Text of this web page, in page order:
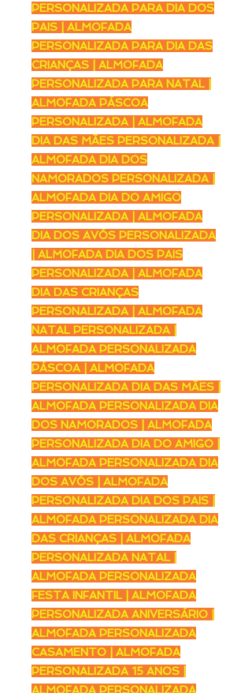
PERSONALIZADA PARA DIA DOS
PAIS | ALMOFADA
PERSONALIZADA PARA DIA DAS
CRIANÇAS | ALMOFADA
PERSONALIZADA PARA NATAL |
ALMOFADA PÁSCOA
PERSONALIZADA | ALMOFADA
DIA DAS MÃES PERSONALIZADA |
ALMOFADA DIA DOS
NAMORADOS PERSONALIZADA |
ALMOFADA DIA DO AMIGO
PERSONALIZADA | ALMOFADA
DIA DOS AVÓS PERSONALIZADA
| ALMOFADA DIA DOS PAIS
PERSONALIZADA | ALMOFADA
DIA DAS CRIANÇAS
PERSONALIZADA | ALMOFADA
NATAL PERSONALIZADA |
ALMOFADA PERSONALIZADA
PÁSCOA | ALMOFADA
PERSONALIZADA DIA DAS MÃES |
ALMOFADA PERSONALIZADA DIA
DOS NAMORADOS | ALMOFADA
PERSONALIZADA DIA DO AMIGO |
ALMOFADA PERSONALIZADA DIA
DOS AVÓS | ALMOFADA
PERSONALIZADA DIA DOS PAIS |
ALMOFADA PERSONALIZADA DIA
DAS CRIANÇAS | ALMOFADA
PERSONALIZADA NATAL |
ALMOFADA PERSONALIZADA
FESTA INFANTIL | ALMOFADA
PERSONALIZADA ANIVERSÁRIO |
ALMOFADA PERSONALIZADA
CASAMENTO | ALMOFADA
PERSONALIZADA 15 ANOS |
ALMOFADA PERSONALIZADA